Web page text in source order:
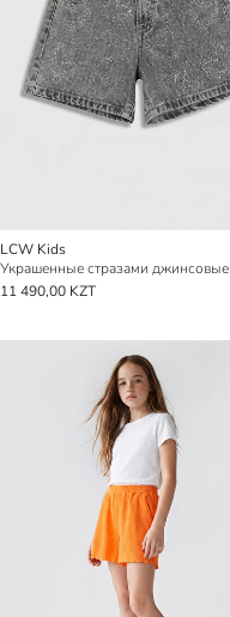
LCW Kids
11 490,00 KZT